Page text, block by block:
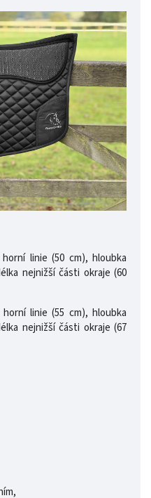
linie (50 cm), hloubka
nejnižší části okraje (60
linie (55 cm), hloubka
nejnižší části okraje (67